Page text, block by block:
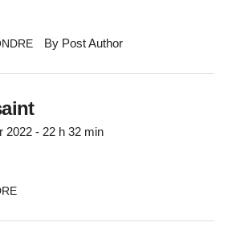
By Post Author
2022 - 22 h 32 min